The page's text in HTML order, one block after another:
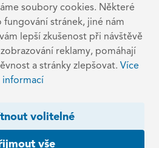
soubory cookies. Některé
fungování stránek, jiné nám
lepší zkušenost při návštěvě
reklamy, pomáhají
a stránky zlepšovat. Více
informací
volitelné
vše